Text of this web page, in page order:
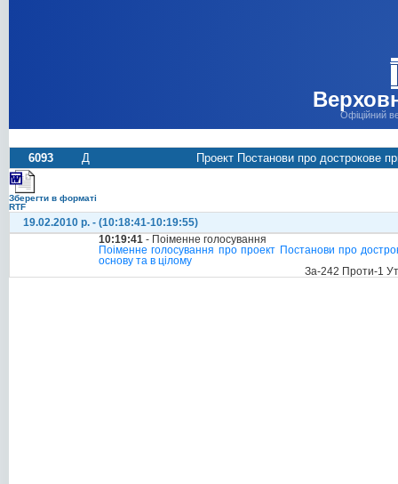
Офіційний
6093 Д Проект Постанови про дострокове
Зберегти в форматі
RTF
19.02.2010 р. - (10:18:41-10:19:55)
10:19:41 - Поіменне голосування
Поіменне голосування про проект Постанови про
основу та в цілому
За-242 Проти-1